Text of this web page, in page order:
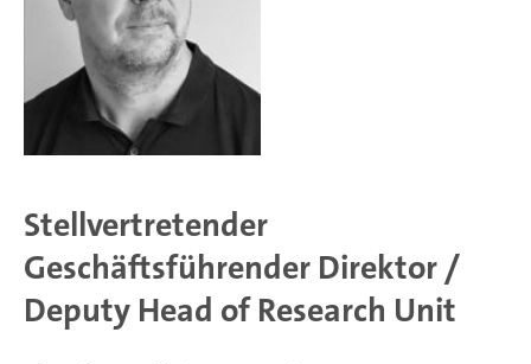
Stellvertretender
Geschäftsführender Direktor /
Deputy Head of Research Unit